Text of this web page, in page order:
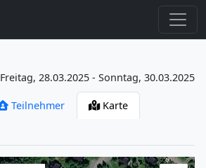
Freitag, 28.03.2025 - Sonntag, 30.03.2025
Teilnehmer
Karte